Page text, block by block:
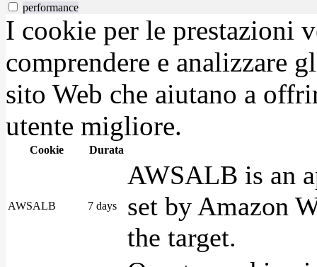
performance
I cookie per le prestazioni
comprendere e analizzare
sito Web che aiutano a
utente migliore.
Cookie Durata
AWSALB 7 days
AWSALB is an
set by Amazon
the target.